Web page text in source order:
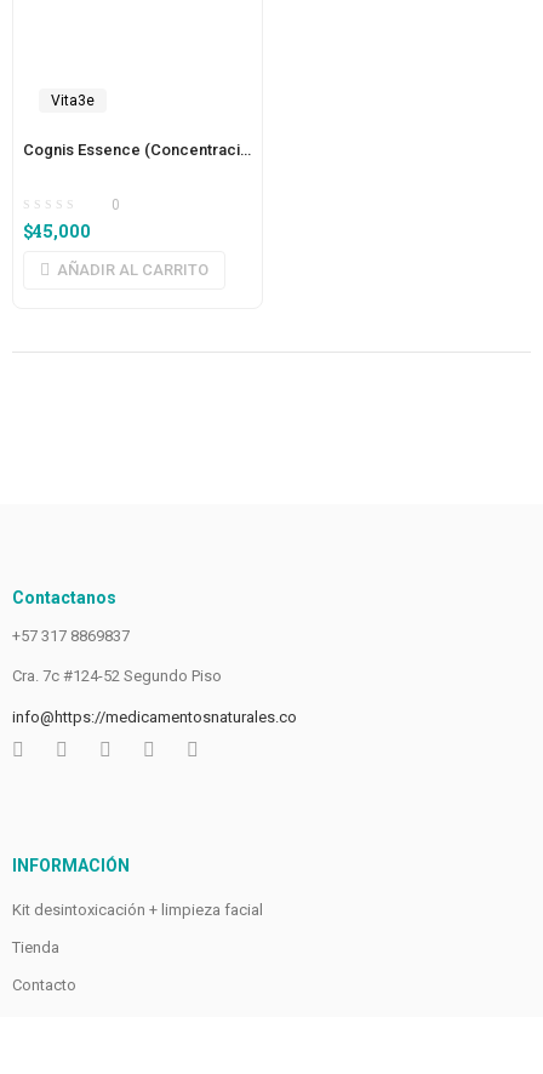
Vita3e
Cognis Essence (Concentración)
0
$45,000
AÑADIR AL CARRITO
Contactanos
+57 317 8869837
Cra. 7c #124-52 Segundo Piso
info@https://medicamentosnaturales.co
INFORMACIÓN
Kit desintoxicación + limpieza facial
Tienda
Contacto